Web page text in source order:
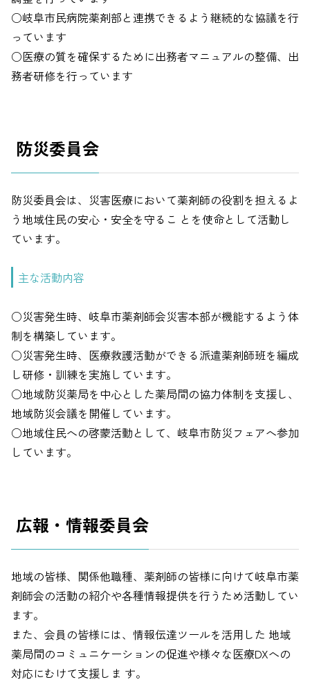
○岐阜市民病院薬剤部と連携できるよう継続的な協議を行
っています
○医療の質を確保するために出務者マニュアルの整備、出
務者研修を行っています
防災委員会
防災委員会は、災害医療において薬剤師の役割を担えるよ
う地域住民の安心・安全を守るこ とを使命として活動し
ています。
主な活動内容
○災害発生時、岐阜市薬剤師会災害本部が機能するよう体
制を構築しています。
○災害発生時、医療救護活動ができる派遣薬剤師班を編成
し研修・訓練を実施しています。
○地域防災薬局を中心とした薬局間の協力体制を支援し、
地域防災会議を開催しています。
○地域住民への啓蒙活動として、岐阜市防災フェアへ参加
しています。
広報・情報委員会
地域の皆様、関係他職種、薬剤師の皆様に向けて岐阜市薬
剤師会の活動の紹介や各種情報提供を行うため活動してい
ます。
また、会員の皆様には、情報伝達ツールを活用した 地域
薬局間のコミュニケーションの促進や様々な医療DXへの
対応にむけて支援しま す。